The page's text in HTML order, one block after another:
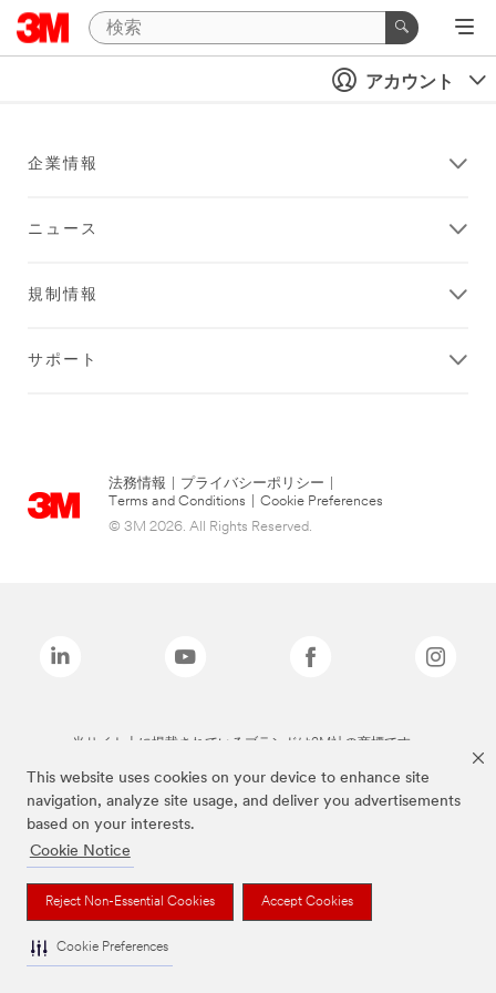
This website uses cookies on your device to enhance site
navigation, analyze site usage, and deliver you advertisements
based on your interests.
Cookie Notice
Reject Non-Essential Cookies Accept Cookies
Cookie Preferences
アカウント
企業情報
ニュース
規制情報
サポート
法務情報 プライバシーポリシー
Terms and Conditions
Cookie Preferences
© 3M 2026. All Rights Reserved.
当サイト上に掲載されているブランドは3M社の商標です。